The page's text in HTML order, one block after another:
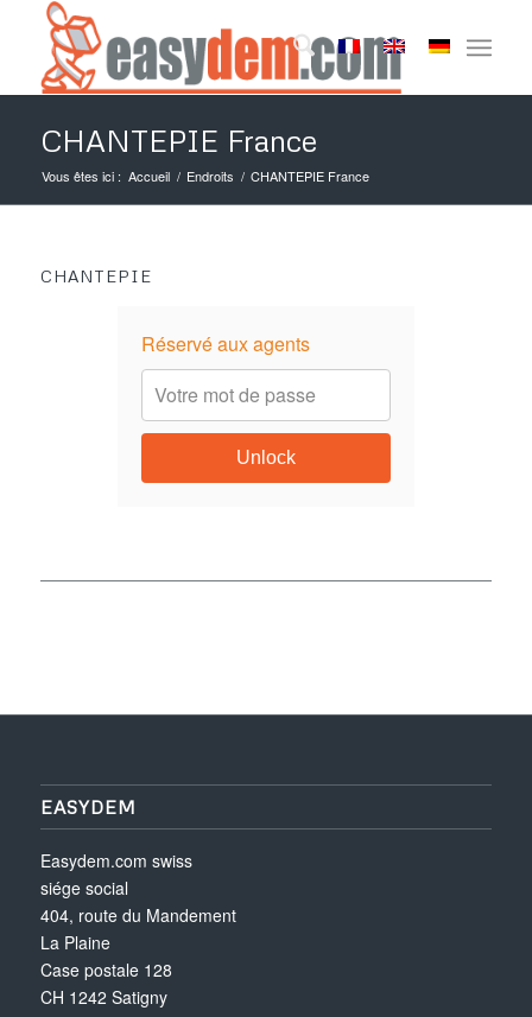
CHANTEPIE France
Vous êtes ici : Accueil / Endroits / CHANTEPIE France
CHANTEPIE
Réservé aux agents
Unlock
EASYDEM
Easydem.com swiss
siége social
404, route du Mandement
La Plaine
Case postale 128
CH 1242 Satigny